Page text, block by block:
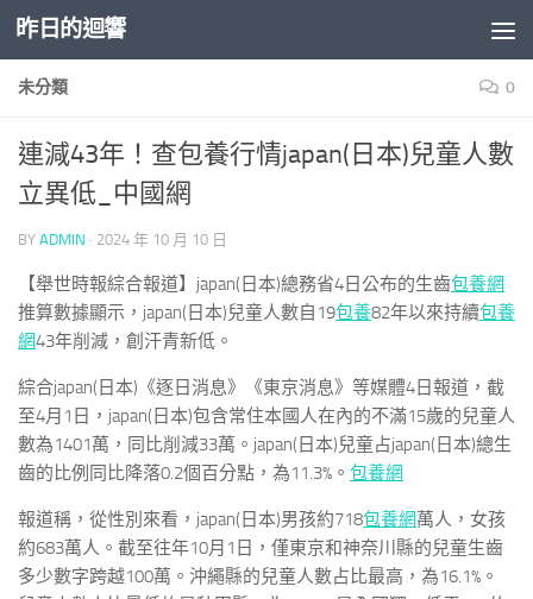
Skip to content
昨日的迴響
未分類 0
連減43年！查包養行情japan(日本)兒童人數
立異低_中國網
BY ADMIN · 2024 年 10 月 10 日
【舉世時報綜合報道】japan(日本)總務省4日公布的生齒包養網
推算數據顯示，japan(日本)兒童人數自19包養82年以來持續包養
網43年削減，創汗青新低。
綜合japan(日本)《逐日消息》《東京消息》等媒體4日報道，截
至4月1日，japan(日本)包含常住本國人在內的不滿15歲的兒童人
數為1401萬，同比削減33萬。japan(日本)兒童占japan(日本)總生
齒的比例同比降落0.2個百分點，為11.3%。 包養網
報道稱，從性別來看，japan(日本)男孩約718包養網萬人，女孩
約683萬人。截至往年10月1日，僅東京和神奈川縣的兒童生齒
多少數字跨越100萬。沖繩縣的兒童人數占比最高，為16.1%。